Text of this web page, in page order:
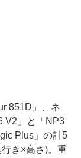
851D」、ネ
V2」と「NP3
Plus」の計5
き×高さ)。重